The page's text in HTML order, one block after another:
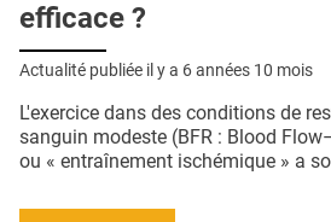
L'APP
PUBLICITÉ
efficace ?
Actualité publiée il y a 6 années 10 mois
L'exercice dans des conditions de
sanguin modeste (BFR : Blood
ou « entraînement ischémique » a